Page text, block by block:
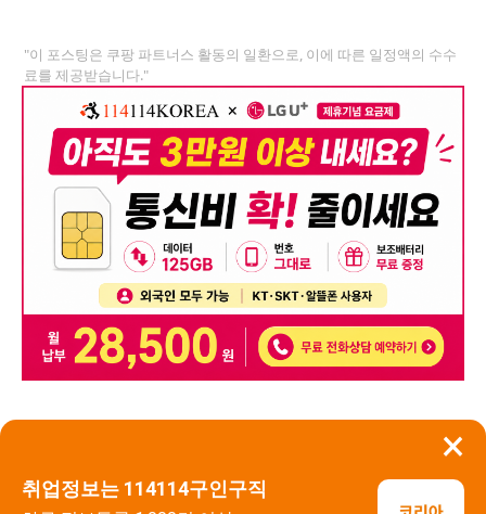
×
취업정보는 114114구인구직
"이 포스팅은 쿠팡 파트너스 활동의 일환으로, 이에 따른 일정액의 수수
료를 제공받습니다."